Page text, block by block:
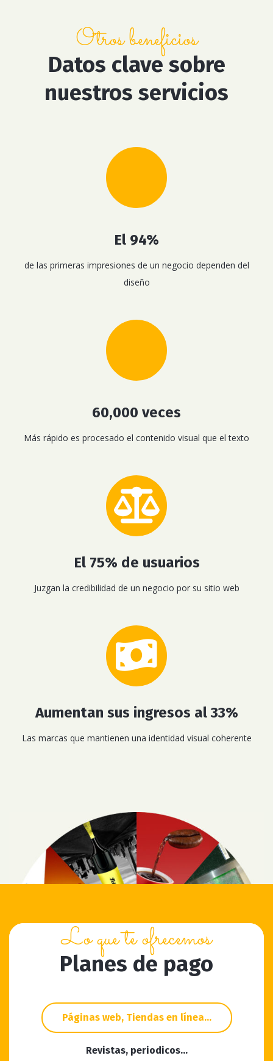
Otros beneficios
Datos clave sobre
nuestros servicios
El 94%
de las primeras impresiones de un negocio dependen del
diseño
60,000 veces
Más rápido es procesado el contenido visual que el texto
El 75% de usuarios
Juzgan la credibilidad de un negocio por su sitio web
Aumentan sus ingresos al 33%
Las marcas que mantienen una identidad visual coherente
Lo que te ofrecemos
Planes de pago
Páginas web, Tiendas en línea…
Revistas, periodicos…